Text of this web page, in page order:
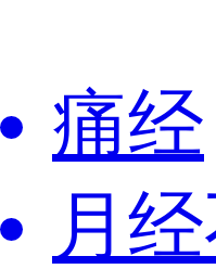
痛经
月